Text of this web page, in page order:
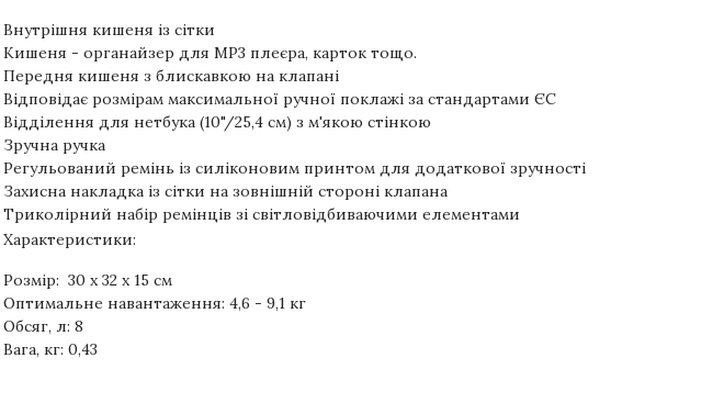
Внутрішня кишеня із сітки
Кишеня - органайзер для MP3 плеєра, карток тощо.
Передня кишеня з блискавкою на клапані
Відповідає розмірам максимальної ручної поклажі за стандартами ЄС
Відділення для нетбука (10"/25,4 см) з м'якою стінкою
Зручна ручка
Регульований ремінь із силіконовим принтом для додаткової зручності
Захисна накладка із сітки на зовнішній стороні клапана
Триколірний набір ремінців зі світловідбиваючими елементами
Характеристики:
Розмір: 30 x 32 x 15 см
Оптимальне навантаження: 4,6 - 9,1 кг
Обсяг, л: 8
Вага, кг: 0,43